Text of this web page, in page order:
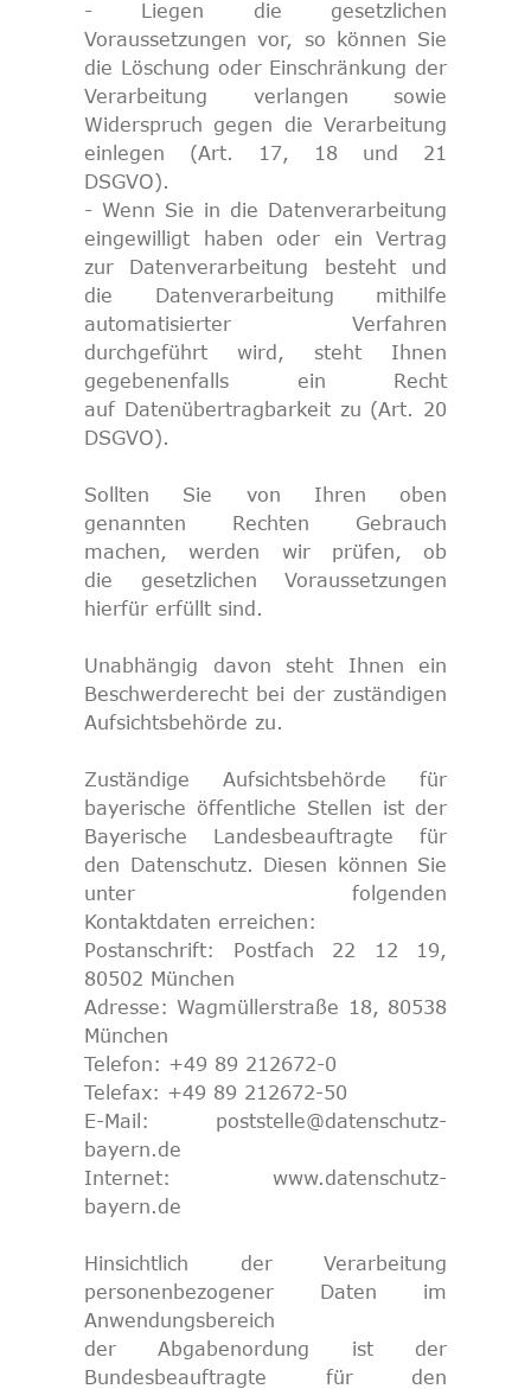
- Liegen die gesetzlichen
Voraussetzungen vor, so können Sie
die Löschung oder Einschränkung der
Verarbeitung verlangen sowie
Widerspruch gegen die Verarbeitung
einlegen (Art. 17, 18 und 21
DSGVO).
- Wenn Sie in die Datenverarbeitung
eingewilligt haben oder ein Vertrag
zur Datenverarbeitung besteht und
die Datenverarbeitung mithilfe
automatisierter Verfahren
durchgeführt wird, steht Ihnen
gegebenenfalls ein Recht
auf Datenübertragbarkeit zu (Art. 20
DSGVO).
Sollten Sie von Ihren oben
genannten Rechten Gebrauch
machen, werden wir prüfen, ob
die gesetzlichen Voraussetzungen
hierfür erfüllt sind.
Unabhängig davon steht Ihnen ein
Beschwerderecht bei der zuständigen
Aufsichtsbehörde zu.
Zuständige Aufsichtsbehörde für
bayerische öffentliche Stellen ist der
Bayerische Landesbeauftragte für
den Datenschutz. Diesen können Sie
unter folgenden
Kontaktdaten erreichen:
Postanschrift: Postfach 22 12 19,
80502 München
Adresse: Wagmüllerstraße 18, 80538
München
Telefon: +49 89 212672-0
Telefax: +49 89 212672-50
E-Mail: poststelle@datenschutz-
bayern.de
Internet: www.datenschutz-
bayern.de
Hinsichtlich der Verarbeitung
personenbezogener Daten im
Anwendungsbereich
der Abgabenordung ist der
Bundesbeauftragte für den